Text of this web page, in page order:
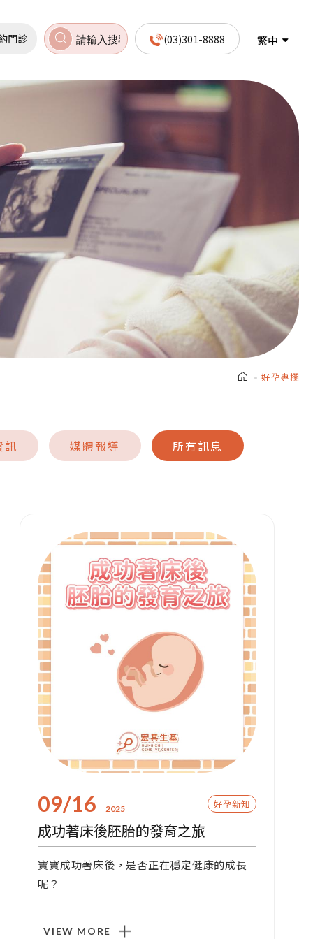
門診 (03)301-8888 繁中
好孕專欄
訊 媒體報導 所有訊息
09/16 2025 好孕新知
成功著床後胚胎的發育之旅
寶寶成功著床後，是否正在穩定健康的成長
呢？
VIEW MORE